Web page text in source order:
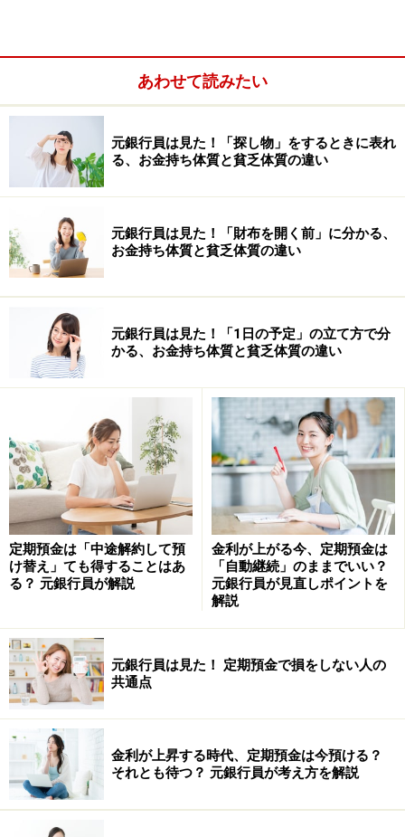
キッチンの場所別・運気を上げる方法
ここからは、キッチンの場所ごとに。どのような状態だ
と運気が下がってしまうのか、どのような点に注意すれ
ばよいのかについて解説していきます。
キッチンのシンクは、開運に直結している場所の1つで
す。洗い物はまとめて洗うのではなく、「使ったらすぐ
に洗う」を心掛けて！ 食器を置きっぱなしにしないこと
が大切です。
掃除をした後は、必ず水分をしっかり拭き取りましょ
う。また、水道の蛇口も丁寧に拭き取るようにしてくだ
さい。サビがついていると、運気が下がってしまいます
よ。
・コンロ
吹きこぼれたときには、すぐに拭き取って掃除をしまし
ありません。できるだけ早く掃除するように心掛けてく
ださい。
忘れがちなのが、コンロの五徳です。こちらも定期的に
掃除をし、こびりついた汚れはきちんと落とし、汚れが
つかないように気を付けましょう。
・収納棚
あわせて読みたい
元銀行員は見た！「探し物」をするときに表れ
る、お金持ち体質と貧乏体質の違い
元銀行員は見た！「財布を開く前」に分かる、
お金持ち体質と貧乏体質の違い
元銀行員は見た！「1日の予定」の立て方で分
かる、お金持ち体質と貧乏体質の違い
定期預金は「中途解約して預
け替え」ても得することはあ
る？ 元銀行員が解説
金利が上がる今、定期預金は
「自動継続」のままでいい？
元銀行員が見直しポイントを
解説
元銀行員は見た！ 定期預金で損をしない人の
共通点
金利が上昇する時代、定期預金は今預ける？
それとも待つ？ 元銀行員が考え方を解説